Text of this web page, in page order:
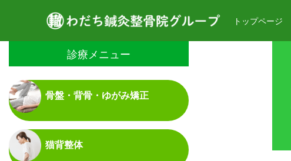
トップページ
診療メニュー
骨盤・背骨・ゆがみ矯正
猫背整体